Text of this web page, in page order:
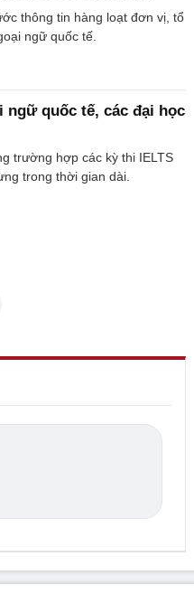
thông tin hàng loạt đơn vị, tổ
ngữ quốc tế.
ngữ quốc tế, các đại học
trường hợp các kỳ thi IELTS
trong thời gian dài.